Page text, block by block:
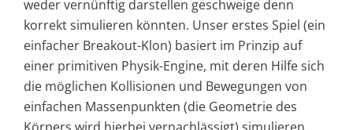
weder vernünftig darstellen geschweige denn
korrekt simulieren könnten. Unser erstes Spiel (ein
einfacher Breakout-Klon) basiert im Prinzip auf
einer primitiven Physik-Engine, mit deren Hilfe sich
die möglichen Kollisionen und Bewegungen von
einfachen Massenpunkten (die Geometrie des